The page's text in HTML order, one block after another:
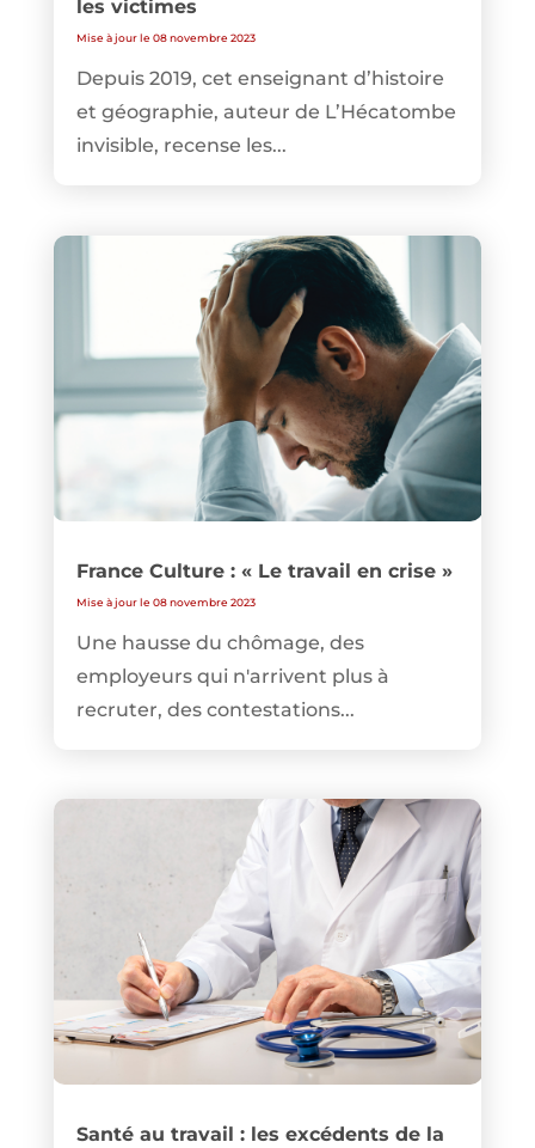
les victimes
Mise à jour le 08 novembre 2023
Depuis 2019, cet enseignant d’histoire
et géographie, auteur de L’Hécatombe
invisible, recense les...
France Culture : « Le travail en crise »
Mise à jour le 08 novembre 2023
Une hausse du chômage, des
employeurs qui n'arrivent plus à
recruter, des contestations...
Santé au travail : les excédents de la